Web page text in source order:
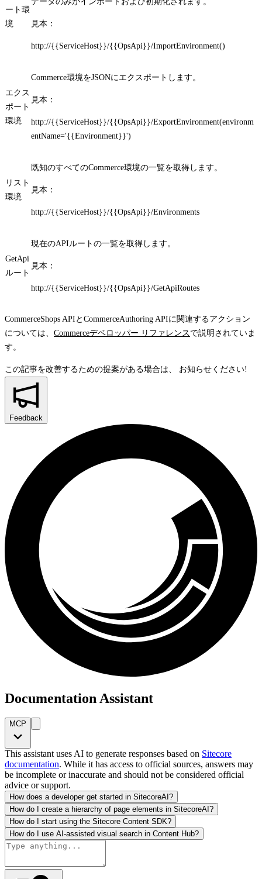
ート環
境
見本：
http://{{ServiceHost}}/{{OpsApi}}/ImportEnvironment()
エクス
ポート
環境
Commerce環境をJSONにエクスポートします。
見本：
http://{{ServiceHost}}/{{OpsApi}}/ExportEnvironment(environm
entName='{{Environment}}')
リスト
環境
既知のすべてのCommerce環境の一覧を取得します。
見本：
http://{{ServiceHost}}/{{OpsApi}}/Environments
GetApi
ルート
現在のAPIルートの一覧を取得します。
見本：
http://{{ServiceHost}}/{{OpsApi}}/GetApiRoutes
CommerceShops APIとCommerceAuthoring APIに関連するアクション
については、 Commerceデベロッパー リファレンス で説明されていま
す。
この記事を改善するための提案がある場合は、 お知らせください!
Feedback
Documentation Assistant
MCP
This assistant uses AI to generate responses based on Sitecore
documentation. While it has access to official sources, answers may
be incomplete or inaccurate and should not be considered official
advice or support.
How does a developer get started in SitecoreAI?
How do I create a hierarchy of page elements in SitecoreAI?
How do I start using the Sitecore Content SDK?
How do I use AI-assisted visual search in Content Hub?